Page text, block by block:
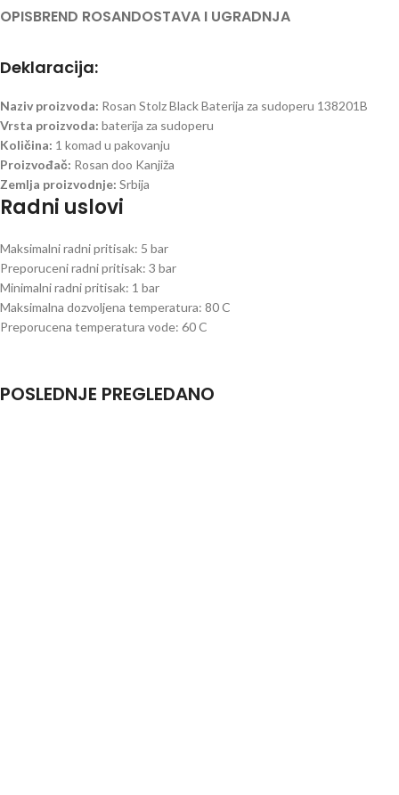
OPISBREND ROSANDOSTAVA I UGRADNJA
Deklaracija:
Naziv proizvoda: Rosan Stolz Black Baterija za sudoperu 138201B
Vrsta proizvoda: baterija za sudoperu
Količina: 1 komad u pakovanju
Proizvođač: Rosan doo Kanjiža
Zemlja proizvodnje: Srbija
Radni uslovi
Maksimalni radni pritisak: 5 bar
Preporuceni radni pritisak: 3 bar
Minimalni radni pritisak: 1 bar
Maksimalna dozvoljena temperatura: 80 C
Preporucena temperatura vode: 60 C
POSLEDNJE PREGLEDANO